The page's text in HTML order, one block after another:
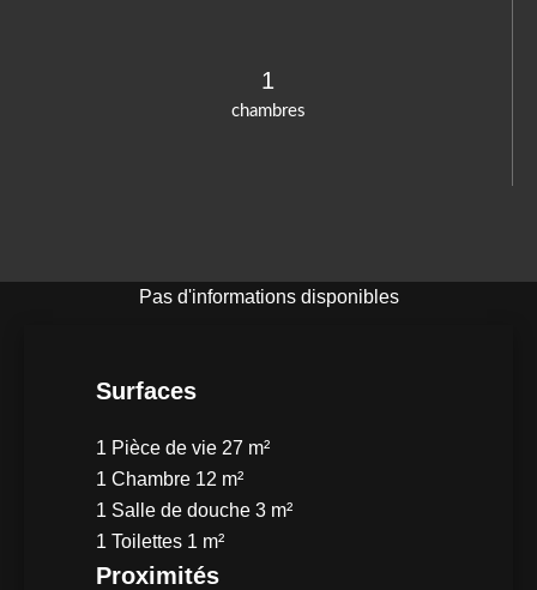
chambres
1
Pas d'informations disponibles
Surfaces
1 Pièce de vie 27 m²
1 Chambre 12 m²
1 Salle de douche 3 m²
1 Toilettes 1 m²
Proximités